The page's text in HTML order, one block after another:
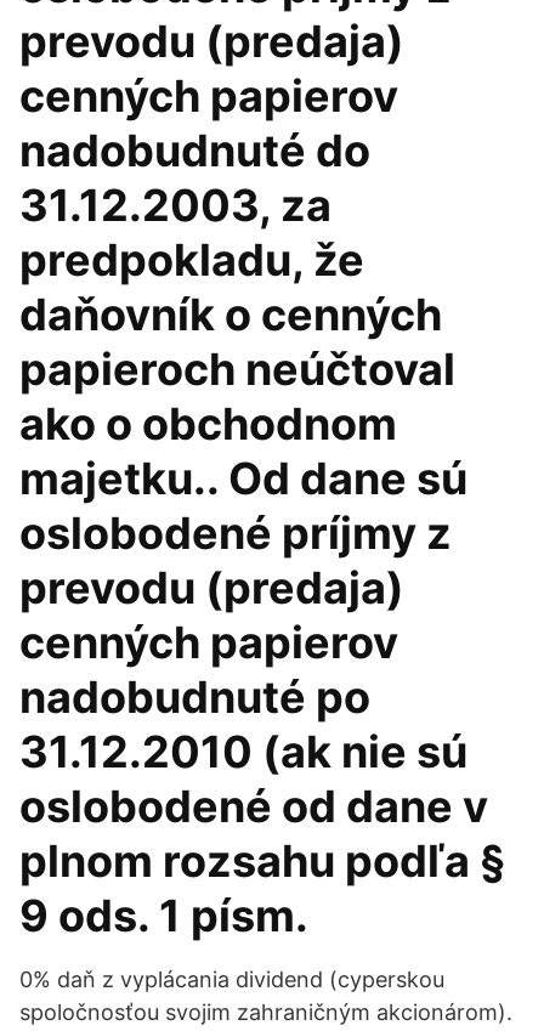
prevodu (predaja)
cenných papierov
nadobudnuté do
31.12.2003, za
predpokladu, že
daňovník o cenných
papieroch neúčtoval
ako o obchodnom
majetku.. Od dane sú
oslobodené príjmy z
prevodu (predaja)
cenných papierov
nadobudnuté po
31.12.2010 (ak nie sú
oslobodené od dane v
plnom rozsahu podľa §
9 ods. 1 písm.
0% daň z vyplácania dividend (cyperskou
spoločnosťou svojim zahraničným akcionárom).